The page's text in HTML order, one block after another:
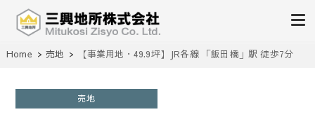
三興地所株式会社
Home 売地 【事業用地・49.9坪】JR各線 「飯田橋」駅 徒歩7分
売地